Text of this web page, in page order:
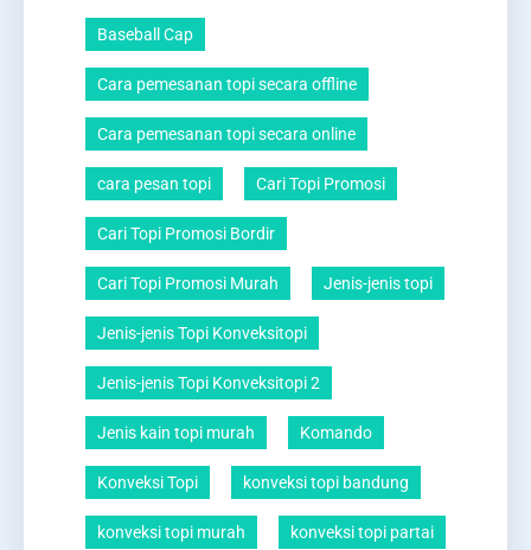
Baseball Cap
Cara pemesanan topi secara offline
Cara pemesanan topi secara online
cara pesan topi Cari Topi Promosi
Cari Topi Promosi Bordir
Cari Topi Promosi Murah Jenis-jenis topi
Jenis-jenis Topi Konveksitopi
Jenis-jenis Topi Konveksitopi 2
Jenis kain topi murah Komando
Konveksi Topi konveksi topi bandung
konveksi topi murah konveksi topi partai